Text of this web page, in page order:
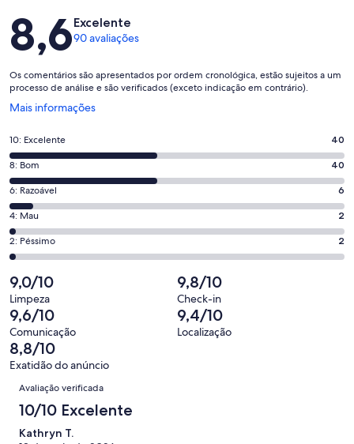
Avaliações
8,6Excelente
90 avaliações
Os comentários são apresentados por ordem cronológica, estão sujeitos a um
processo de análise e são verificados (exceto indicação em contrário).
Mais informações
Abre
nova
janela
Pontuação
de
10,
o
que
significa
“Excelente”.
40
de
90
avaliações.
10: Excelente 40
Pontuação
de
8,
o
que
significa
40
de
90
avaliações.
8: Bom 40
Pontuação
de
6,
o
que
significa
“Razoável”.
6
de
90
avaliações.
6: Razoável 6
Pontuação
de
4,
que
significa
“Mau”.
2
de
90
avaliações.
4: Mau 2
Pontuação
de
2,
o
que
significa
“Péssimo”.
2
90
avaliações.
2: Péssimo 2
9,0/10
Limpeza
9,8/10
Check-in
9,6/10
Comunicação
9,4/10
Localização
8,8/10
Exatidão do anúncio
Avaliações
Avaliação verificada
10/10 Excelente
Kathryn T.